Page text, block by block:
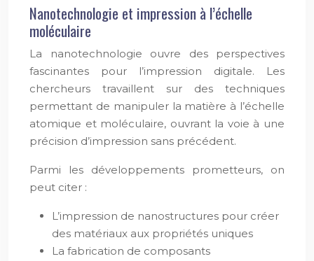
Nanotechnologie et impression à l’échelle
moléculaire
La nanotechnologie ouvre des perspectives
fascinantes pour l’impression digitale. Les
chercheurs travaillent sur des techniques
permettant de manipuler la matière à l’échelle
atomique et moléculaire, ouvrant la voie à une
précision d’impression sans précédent.
Parmi les développements prometteurs, on
peut citer :
L’impression de nanostructures pour créer
des matériaux aux propriétés uniques
La fabrication de composants